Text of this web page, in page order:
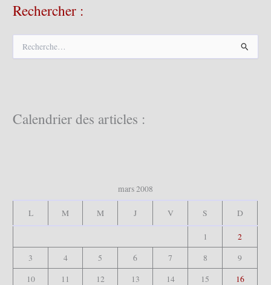
Rechercher :
c
h
Calendrier des articles :
mars 2008
L M M J V S D
1
2
3
4 5 6 7 8
9
10
11 12 13 14 15
16